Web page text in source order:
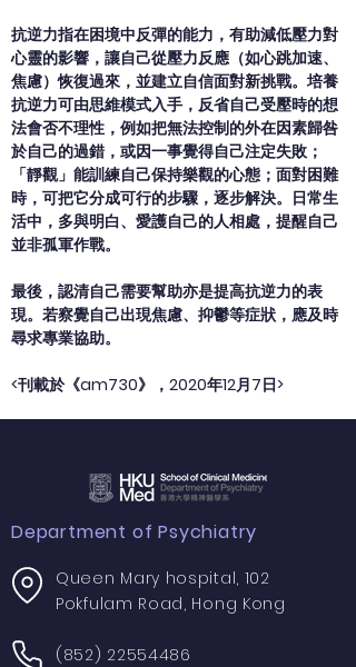
抗逆力指在困境中反彈的能力，有助減低壓力對
心靈的影響，讓自己從壓力反應（如心跳加速、
焦慮）恢復過來，並建立自信面對新挑戰。培養
抗逆力可由思維模式入手，反省自己受壓時的想
法會否不理性，例如把無法控制的外在因素歸咎
於自己的過錯，或因一事覺得自己注定失敗；
「靜觀」能訓練自己保持樂觀的心態；面對困難
時，可把它分成可行的步驟，逐步解決。日常生
活中，多與明白、愛護自己的人相處，提醒自己
並非孤軍作戰。
最後，認清自己需要幫助亦是提高抗逆力的表
現。若察覺自己出現焦慮、抑鬱等症狀，應及時
尋求專業協助。
<刊載於《am730》，2020年12月7日>
Department of Psychiatry
Queen Mary hospital, 102
Pokfulam Road, Hong Kong
(852) 22554486